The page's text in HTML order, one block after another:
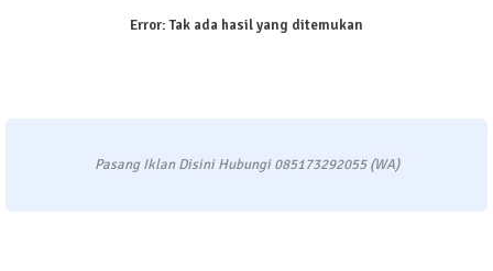
Error:Tak ada hasil yang ditemukan
Pasang Iklan Disini Hubungi 085173292055 (WA)